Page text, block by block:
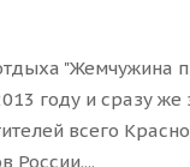
"Жемчужина
году и сразу же
всего
России....